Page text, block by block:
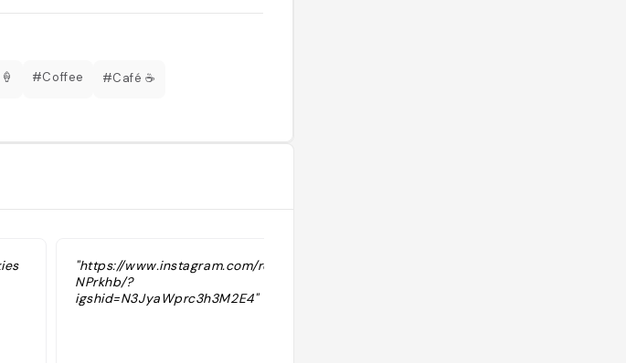
#Coffee #Café ☕️
"https://www.instagram.com/reel/Czeq-
NPrkhb/?
igshid=N3JyaWprc3h3M2E4"